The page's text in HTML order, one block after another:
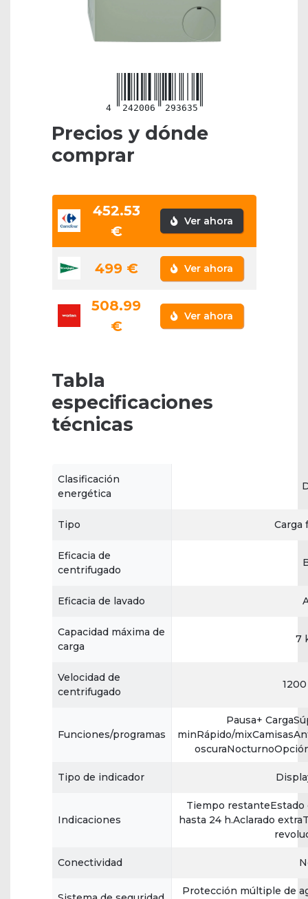
4 242006 293635
Precios y dónde
comprar
452.53
€
Ver ahora
499 € Ver ahora
508.99
€
Ver ahora
Tabla
especificaciones
técnicas
Clasificación
energética
Tipo Carga
Eficacia de
centrifugado
Eficacia de lavado
Capacidad máxima de
carga
7
Velocidad de
centrifugado
Funciones/programas
Pausa+
minRápido/
Tipo de indicador
Indicaciones
Tiempo
hasta 24 h.Aclarado
Conectividad
Protección múltiple de